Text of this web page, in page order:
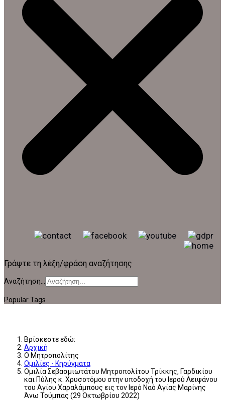
Γράψτε τη λέξη/φράση αναζήτησης
Αναζήτηση...
Popular Tags
Βρίσκεστε εδώ:
Αρχική
Ο Μητροπολίτης
Ομιλίες - Κηρύγματα
Ομιλία Σεβασμιωτάτου Μητροπολίτου Τρίκκης, Γαρδικίου
και Πύλης κ. Χρυσοτόμου στην υποδοχή του Ιερού Λειψάνου
του Αγίου Χαραλάμπους εις τον Ιερό Ναό Αγίας Μαρίνης
Άνω Τούμπας (29 Οκτωβρίου 2022)